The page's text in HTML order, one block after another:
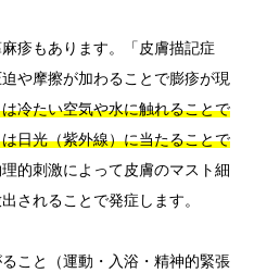
疹もあります。「皮膚描記症
や摩擦が加わることで膨疹が現
冷たい空気や水に触れることで
日光（紫外線）に当たることで
的刺激によって皮膚のマスト細
されることで発症します。
こと（運動・入浴・精神的緊張